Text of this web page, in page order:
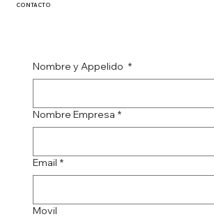
Nombre y Appelido *
Nombre Empresa *
Email *
Movil
CONTACTO